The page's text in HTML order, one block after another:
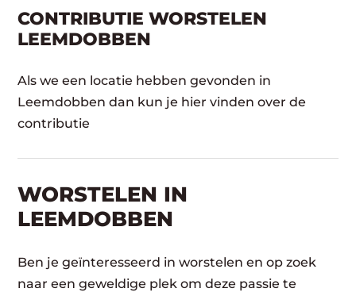
CONTRIBUTIE WORSTELEN
LEEMDOBBEN
Als we een locatie hebben gevonden in
Leemdobben dan kun je hier vinden over de
contributie
WORSTELEN​ IN
LEEMDOBBEN
Ben je geïnteresseerd in worstelen en op zoek
naar een geweldige plek om deze passie te